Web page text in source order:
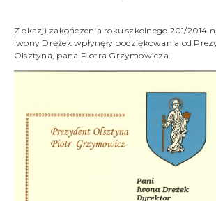
Z okazji zakończenia roku szkolnego 201/2014
Iwony Drężek wpłynęły podziękowania od
Olsztyna, pana Piotra Grzymowicza.